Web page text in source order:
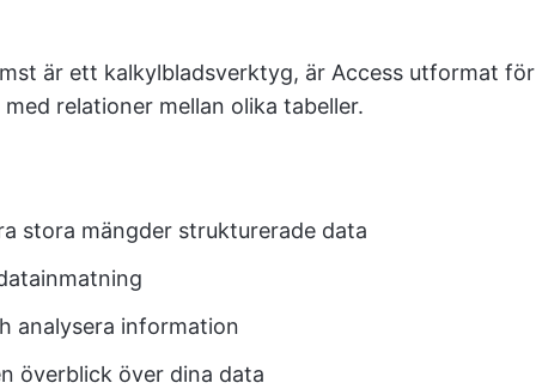
är ett kalkylbladsverktyg, är Access utformat för
relationer mellan olika tabeller.
stora mängder strukturerade data
analysera information
överblick över dina data